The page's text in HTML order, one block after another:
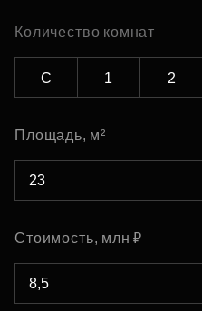
Количество комнат
С 1 2
Площадь, м²
Стоимость, млн ₽